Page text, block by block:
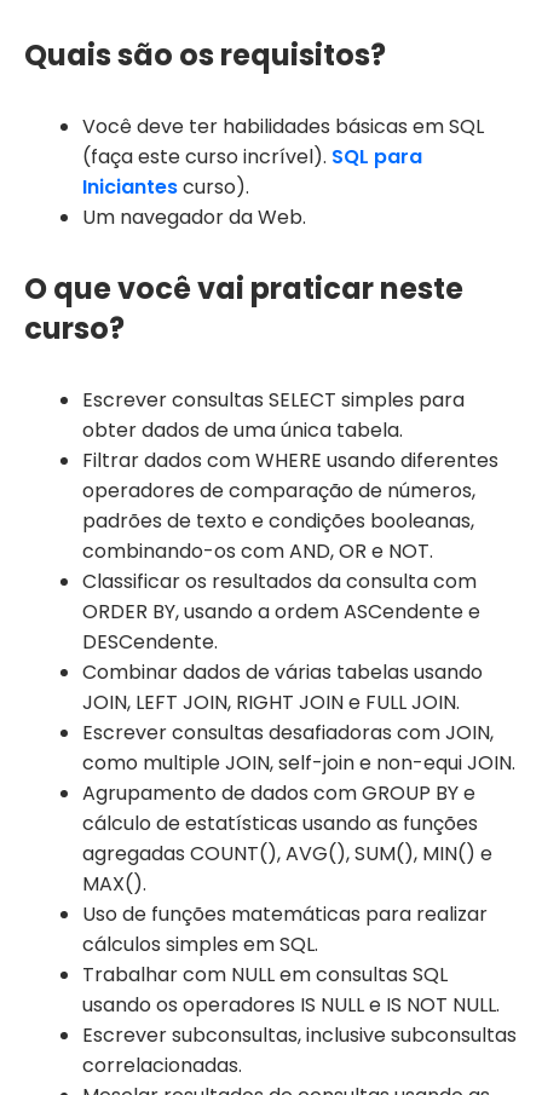
Quais são os requisitos?
Você deve ter habilidades básicas em SQL
(faça este curso incrível). SQL para
Iniciantescurso).
Um navegador da Web.
O que você vai praticar neste
curso?
Escrever consultas SELECT simples para
obter dados de uma única tabela.
Filtrar dados com WHERE usando diferentes
operadores de comparação de números,
padrões de texto e condições booleanas,
combinando-os com AND, OR e NOT.
Classificar os resultados da consulta com
ORDER BY, usando a ordem ASCendente e
DESCendente.
Combinar dados de várias tabelas usando
JOIN, LEFT JOIN, RIGHT JOIN e FULL JOIN.
Escrever consultas desafiadoras com JOIN,
como multiple JOIN, self-join e non-equi JOIN.
Agrupamento de dados com GROUP BY e
cálculo de estatísticas usando as funções
agregadas COUNT(), AVG(), SUM(), MIN() e
MAX().
Uso de funções matemáticas para realizar
cálculos simples em SQL.
Trabalhar com NULL em consultas SQL
usando os operadores IS NULL e IS NOT NULL.
Escrever subconsultas, inclusive subconsultas
correlacionadas.